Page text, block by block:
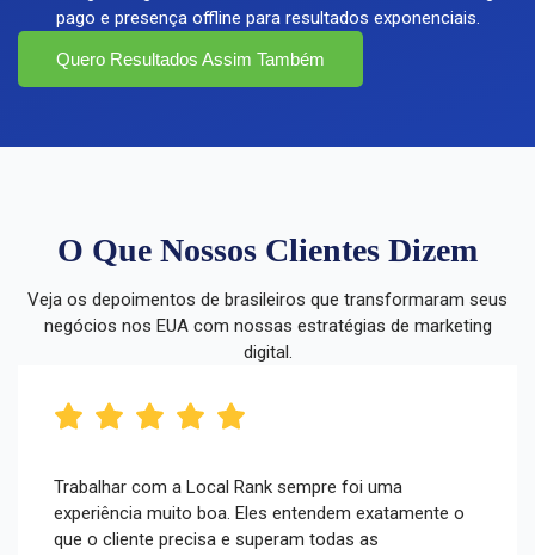
pago e presença offline para resultados exponenciais.
Quero Resultados Assim Também
O Que Nossos Clientes Dizem
Veja os depoimentos de brasileiros que transformaram seus
negócios nos EUA com nossas estratégias de marketing
digital.
Trabalhar com a Local Rank sempre foi uma
experiência muito boa. Eles entendem exatamente o
que o cliente precisa e superam todas as